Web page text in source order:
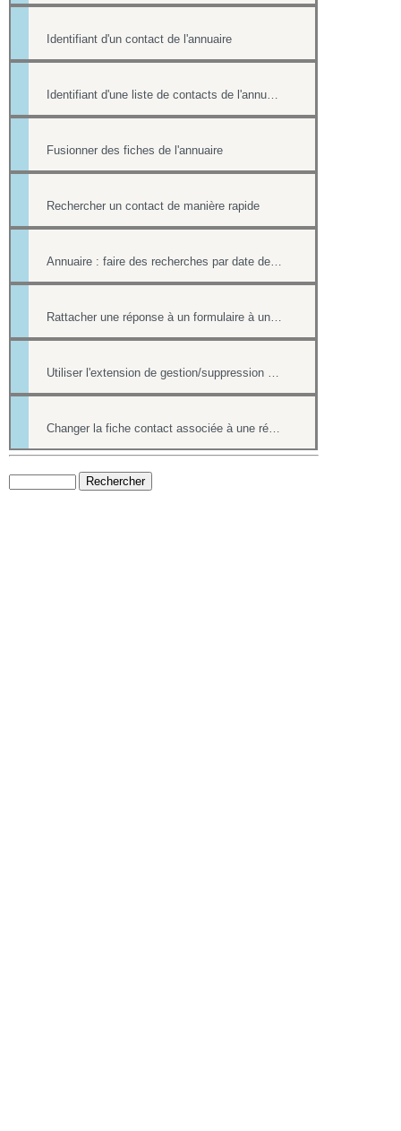
Identifiant d'un contact de l'annuaire
Identifiant d'une liste de contacts de l'annuaire
Fusionner des fiches de l'annuaire
Rechercher un contact de manière rapide
Annuaire : faire des recherches par date de création et par date de modification.
Rattacher une réponse à un formulaire à une fiche contact de l'annuaire
Utiliser l'extension de gestion/suppression des doublons de l'annuaire
Changer la fiche contact associée à une réponse d'un formulaire